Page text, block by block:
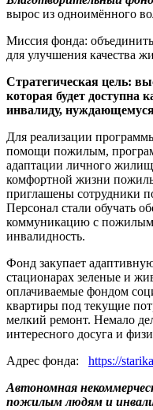
вырос из одноимённого
Миссия фонда:
для улучшения качества
Стратегическая цель:
которая будет доступна
инвалиду,
Для реализации
помощи пожилым,
адаптации личного
комфортной жизни
приглашены сотрудники
Персонал стали обучать
коммуникацию с
инвалидность.
Фонд закупает
стационарах зеленые и
оплачиваемые фондом
квартиры под текущие
мелкий ремонт. Немало
интересного досуга и
Адрес фонда: https://
Автономная
пожилым людям и